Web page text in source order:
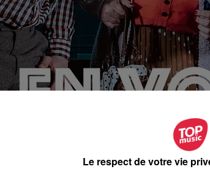
Le respect de votre vie